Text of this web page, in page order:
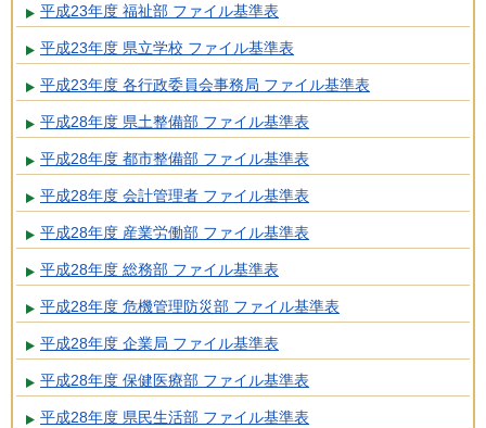
平成23年度 福祉部 ファイル基準表
平成23年度 県立学校 ファイル基準表
平成23年度 各行政委員会事務局 ファイル基準表
平成28年度 県土整備部 ファイル基準表
平成28年度 都市整備部 ファイル基準表
平成28年度 会計管理者 ファイル基準表
平成28年度 産業労働部 ファイル基準表
平成28年度 総務部 ファイル基準表
平成28年度 危機管理防災部 ファイル基準表
平成28年度 企業局 ファイル基準表
平成28年度 保健医療部 ファイル基準表
平成28年度 県民生活部 ファイル基準表